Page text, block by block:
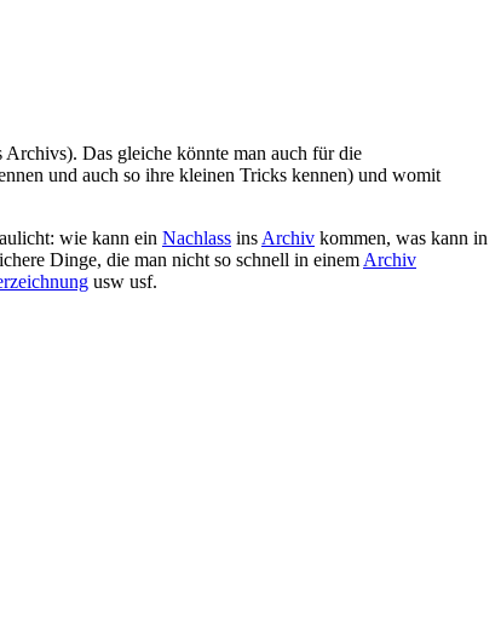
Archivs). Das gleiche könnte man auch für die
und auch so ihre kleinen Tricks kennen) und womit
wie kann ein Nachlass ins Archiv kommen, was kann in
Dinge, die man nicht so schnell in einem Archiv
usw usf.